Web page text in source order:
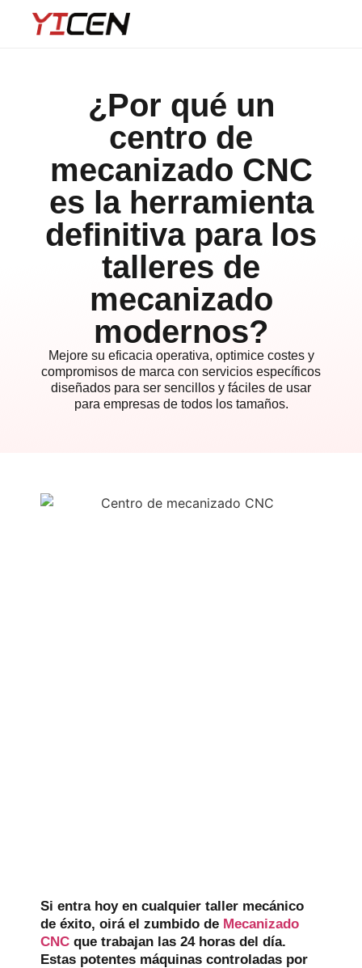
¿Por qué un
centro de
mecanizado CNC
es la herramienta
definitiva para los
talleres de
mecanizado
modernos?
Mejore su eficacia operativa, optimice costes y
compromisos de marca con servicios específicos
diseñados para ser sencillos y fáciles de usar
para empresas de todos los tamaños.
Si entra hoy en cualquier taller mecánico
de éxito, oirá el zumbido de Mecanizado
CNC que trabajan las 24 horas del día.
Estas potentes máquinas controladas por